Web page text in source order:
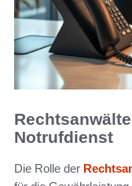
Notrufdienst
Die Rolle der